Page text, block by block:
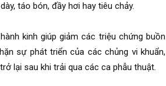
táo bón, đầy hơi hay tiêu chảy.
kinh giúp giảm các triệu chứng buồn
sự phát triển của các chủng vi khuẩn,
lại sau khi trải qua các ca phẫu thuật.